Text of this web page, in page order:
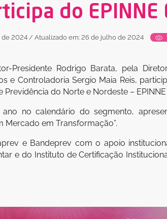
do EPINNE
de 2024 / Atualizado em: 26 de julho de 2024
Presidente Rodrigo Barata, pela
e Controladoria Sergio Maia Reis,
do Norte e Nordeste – EPINNE
no calendário do segmento,
Mercado em Transformação”.
e Bandeprev com o apoio
e do Instituto de Certificação